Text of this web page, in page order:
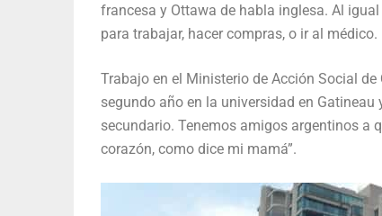
francesa y Ottawa de habla inglesa. Al
para trabajar, hacer compras, o ir al médico.
Trabajo en el Ministerio de Acción Social
segundo año en la universidad en
secundario. Tenemos amigos argentinos a
corazón, como dice mi mamá”.